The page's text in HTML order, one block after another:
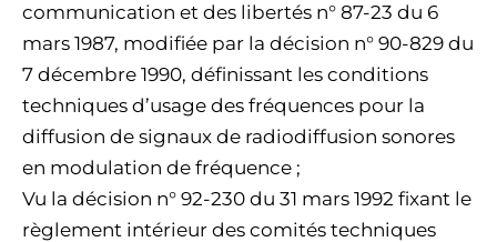
communication et des libertés n° 87-23 du 6
mars 1987, modifiée par la décision n° 90-829 du
7 décembre 1990, définissant les conditions
techniques d’usage des fréquences pour la
diffusion de signaux de radiodiffusion sonores
en modulation de fréquence ;
Vu la décision n° 92-230 du 31 mars 1992 fixant le
règlement intérieur des comités techniques